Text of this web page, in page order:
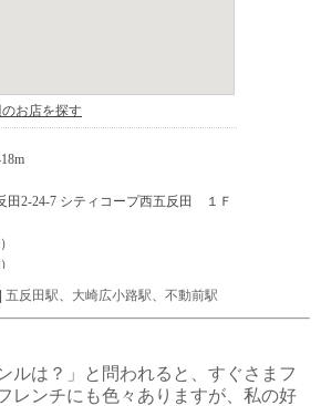
| 五反田駅 大崎広小路駅 不動前駅
ルは？」と問われると、すぐさまフ
レンチにも色々ありますが、私の好